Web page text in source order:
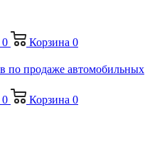
0 Корзина 0
0 Корзина 0